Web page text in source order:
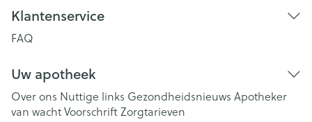
Klantenservice
FAQ
Uw apotheek
Over ons Nuttige links Gezondheidsnieuws Apotheker
van wachtVoorschriftZorgtarieven